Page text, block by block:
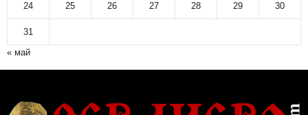
24 25 26 27 28 29 30
31
« май